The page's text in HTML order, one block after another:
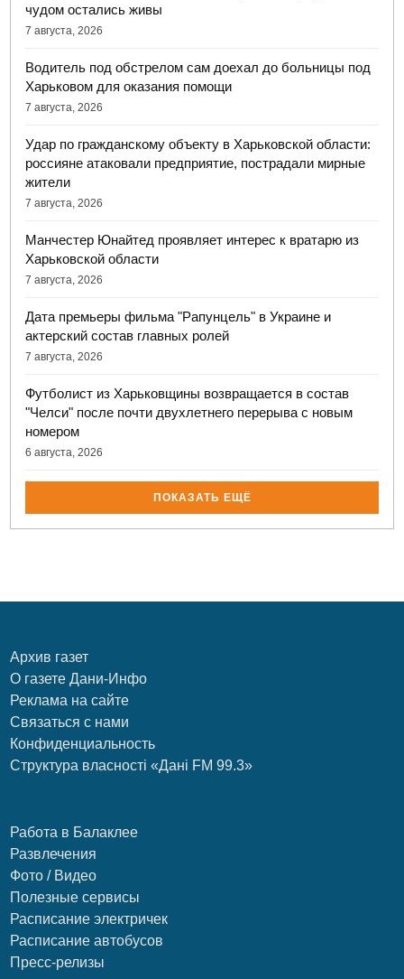
чудом остались живы
7 августа, 2026
Водитель под обстрелом сам доехал до больницы под
Харьковом для оказания помощи
7 августа, 2026
Удар по гражданскому объекту в Харьковской области:
россияне атаковали предприятие, пострадали мирные
жители
7 августа, 2026
Манчестер Юнайтед проявляет интерес к вратарю из
Харьковской области
7 августа, 2026
Дата премьеры фильма "Рапунцель" в Украине и
актерский состав главных ролей
7 августа, 2026
Футболист из Харьковщины возвращается в состав
"Челси" после почти двухлетнего перерыва с новым
номером
6 августа, 2026
ПОКАЗАТЬ ЕЩЁ
Архив газет
О газете Дани-Инфо
Реклама на сайте
Связаться с нами
Конфиденциальность
Структура власності «Дані FM 99.3»
Работа в Балаклее
Развлечения
Фото / Видео
Полезные сервисы
Расписание электричек
Расписание автобусов
Пресс-релизы